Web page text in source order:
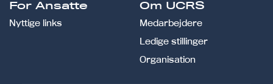
For Ansatte
Nyttige links
Om UCRS
Medarbejdere
Ledige stillinger
Organisation